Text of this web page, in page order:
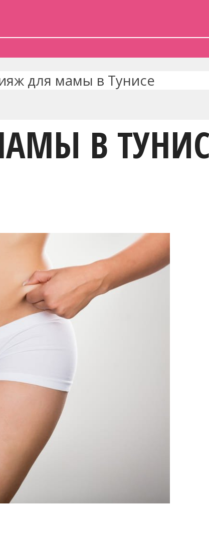
для мамы в Тунисе
В